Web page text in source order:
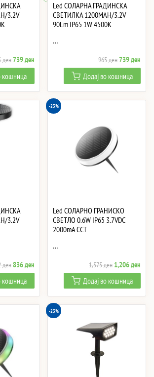
3.2V
денOriginal
price
was:
965 ден.
739денCurrent
price
is:
739 ден.
кошница
Led СОЛАРНА ГРАДИНСКА
СВЕТИЛКА 1200MAH/3.2V
90Lm IP65 1W 4500K
…
965денOriginal
price
was:
965 ден.
739ден
price
is:
739
Додај во кошница
3.2V
денOriginal
price
was:
1,092 ден.
836денCurrent
price
is:
836 ден.
кошница
-23%
Led СОЛАРНО ГРАНИСКО
СВЕТЛО 0.6W IP65 3.7VDC
2000mA CCT
…
1,575ден Original
price
was:
1,575 ден.
1,206ден
price
is:
Додај во кошница
-23%